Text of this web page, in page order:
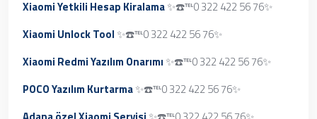
Xiaomi Yetkili Hesap Kiralama✨☎️℡0 322 422 56 76✨
Xiaomi Unlock Tool✨☎️℡0 322 422 56 76✨
Xiaomi Redmi Yazılım Onarımı✨☎️℡0 322 422 56 76✨
POCO Yazılım Kurtarma✨☎️℡0 322 422 56 76✨